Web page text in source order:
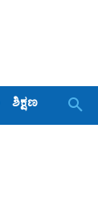
ಶಿಕ್ಷಣ